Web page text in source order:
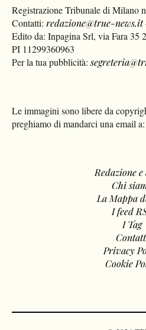
Registrazione Tribunale di Milano
Contatti:redazione@true-news.it
Edito da: Inpagina Srl, via Fara 35
PI 11299360963
Per la tua pubblicità:
Le immagini sono libere da
preghiamo di mandarci una email a:
Redazione
Chi
La Mappa
I feed
I Tag
Privacy
Cookie